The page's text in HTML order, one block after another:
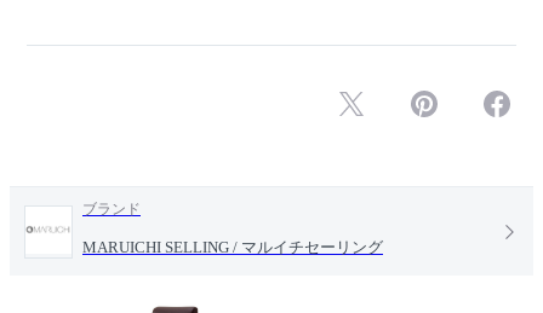
ブランド
MARUICHI SELLING / マルイチセーリング